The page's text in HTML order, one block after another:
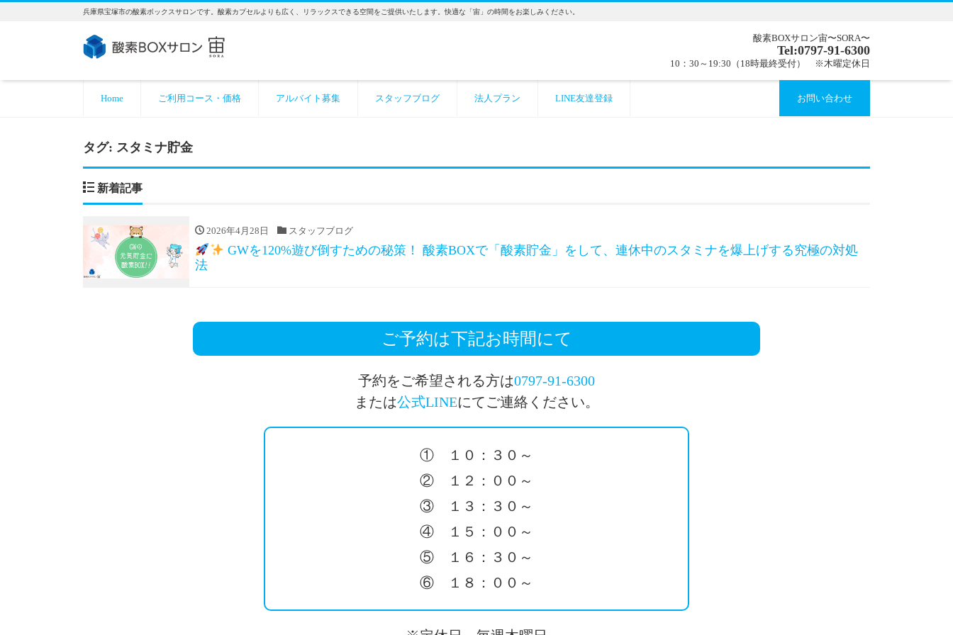
兵庫県宝塚市の酸素ボックスサロンです。酸素カプセルよりも広く、リラックスできる空間をご提供いたします。快適な「宙」の時間をお楽しみください。
酸素BOXサロン宙〜SORA〜
Tel:0797-91-6300
10：30～19:30（18時最終受付） ※木曜定休日
Home ご利用コース・価格 アルバイト募集 スタッフブログ 法人プラン LINE友達登録 お問い合わせ
タグ: スタミナ貯金
新着記事
2026年4月28日 スタッフブログ
GWを120%遊び倒すための秘策！ 酸素BOXで「酸素貯金」をして、連休中のスタミナを爆上げする究極の対処
法
ご予約は下記お時間にて
予約をご希望される方は0797-91-6300
または公式LINEにてご連絡ください。
① １０：３０～
② １２：００～
③ １３：３０～
④ １５：００～
⑤ １６：３０～
⑥ １８：００～